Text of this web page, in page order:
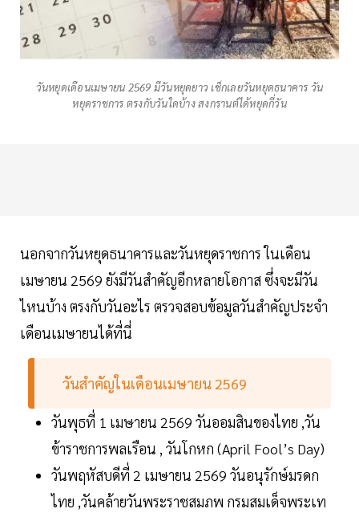
วันหยุดเดือนเมษายน 2569 มีวันหยุดยาว เช็กเลยวันหยุดธนาคาร วัน
หยุดราชการ ตรงกับวันใดบ้าง สงกรานต์ได้หยุดกี่วัน
นอกจากวันหยุดธนาคารและวันหยุดราชการ ในเดือน
เมษายน 2569 ยังมีวันสำคัญอีกหลายโอกาส ซึ่งจะมีวัน
ไหนบ้าง ตรงกับวันอะไร ตรวจสอบข้อมูลวันสำคัญประจำ
เดือนเมษายนได้ที่นี่
วันสำคัญในเดือนเมษายน 2569
วันพุธที่ 1 เมษายน 2569 วันออมสินของไทย ,วัน
ข้าราชการพลเรือน , วันโกหก (April Fool’s Day)
วันพฤหัสบดีที่ 2 เมษายน 2569 วันอนุรักษ์มรดก
ไทย ,วันคล้ายวันพระราชสมภพ กรมสมเด็จพระเท